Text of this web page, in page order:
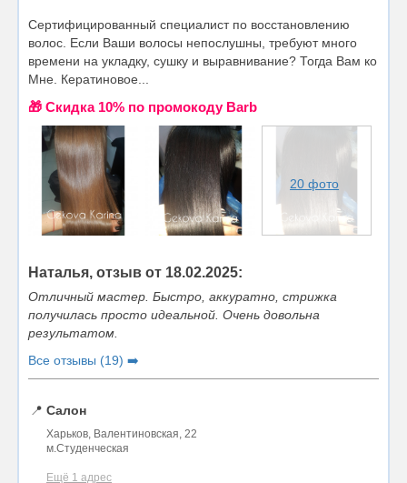
Сертифицированный специалист по восстановлению
волос. Если Ваши волосы непослушны, требуют много
времени на укладку, сушку и выравнивание? Тогда Вам ко
Мне. Кератиновое...
🎁 Cкидка 10% по промокоду Barb
20 фото
Наталья, отзыв от 18.02.2025:
Отличный мастер. Быстро, аккуратно, стрижка
получилась просто идеальной. Очень довольна
результатом.
Все отзывы (19) ➡️
📍 Салон
Харьков, Валентиновская, 22
м.Студенческая
Ещё 1 адрес